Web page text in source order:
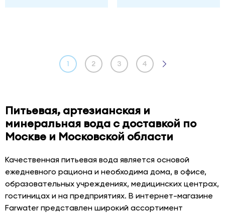
1 2 3 4
Питьевая, артезианская и
минеральная вода с доставкой по
Москве и Московской области
Качественная питьевая вода является основой
ежедневного рациона и необходима дома, в офисе,
образовательных учреждениях, медицинских центрах,
гостиницах и на предприятиях. В интернет-магазине
Farwater представлен широкий ассортимент